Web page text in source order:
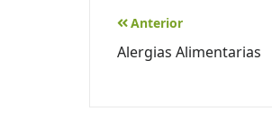
Anterior
Alergias Alimentarias